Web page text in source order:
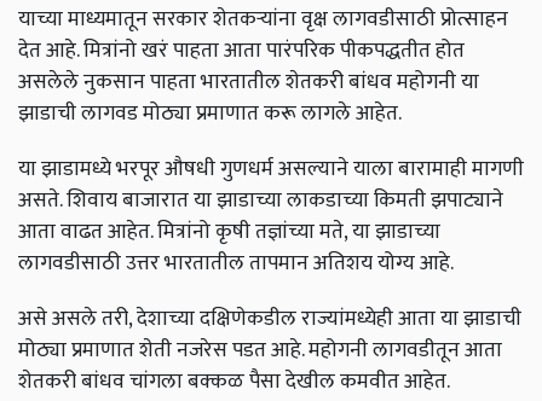
याच्या माध्यमातून सरकार शेतकऱ्यांना वृक्ष लागवडीसाठी प्रोत्साहन
देत आहे. मित्रांनो खरं पाहता आता पारंपरिक पीकपद्धतीत होत
असलेले नुकसान पाहता भारतातील शेतकरी बांधव महोगनी या
झाडाची लागवड मोठ्या प्रमाणात करू लागले आहेत.
या झाडामध्ये भरपूर औषधी गुणधर्म असल्याने याला बारामाही मागणी
असते. शिवाय बाजारात या झाडाच्या लाकडाच्या किमती झपाट्याने
आता वाढत आहेत. मित्रांनो कृषी तज्ञांच्या मते, या झाडाच्या
लागवडीसाठी उत्तर भारतातील तापमान अतिशय योग्य आहे.
असे असले तरी, देशाच्या दक्षिणेकडील राज्यांमध्येही आता या झाडाची
मोठ्या प्रमाणात शेती नजरेस पडत आहे. महोगनी लागवडीतून आता
शेतकरी बांधव चांगला बक्कळ पैसा देखील कमवीत आहेत.